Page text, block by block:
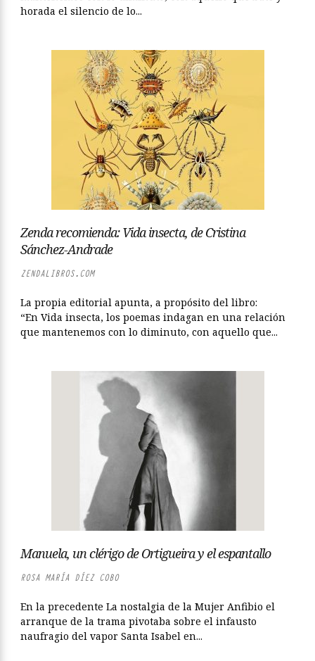
horada el silencio de lo...
Zenda recomienda: Vida insecta, de Cristina
Sánchez-Andrade
ZENDALIBROS.COM
La propia editorial apunta, a propósito del libro:
“En Vida insecta, los poemas indagan en una relación
que mantenemos con lo diminuto, con aquello que...
Manuela, un clérigo de Ortigueira y el espantallo
ROSA MARÍA DÍEZ COBO
En la precedente La nostalgia de la Mujer Anfibio el
arranque de la trama pivotaba sobre el infausto
naufragio del vapor Santa Isabel en...